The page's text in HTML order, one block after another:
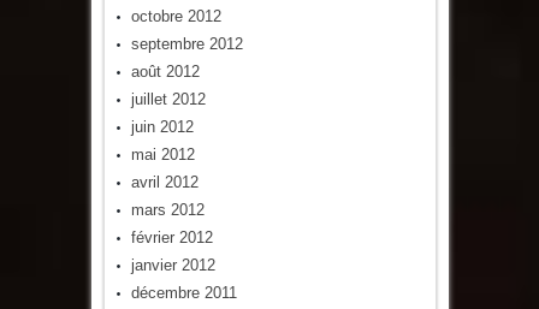
octobre 2012
septembre 2012
août 2012
juillet 2012
juin 2012
mai 2012
avril 2012
mars 2012
février 2012
janvier 2012
décembre 2011